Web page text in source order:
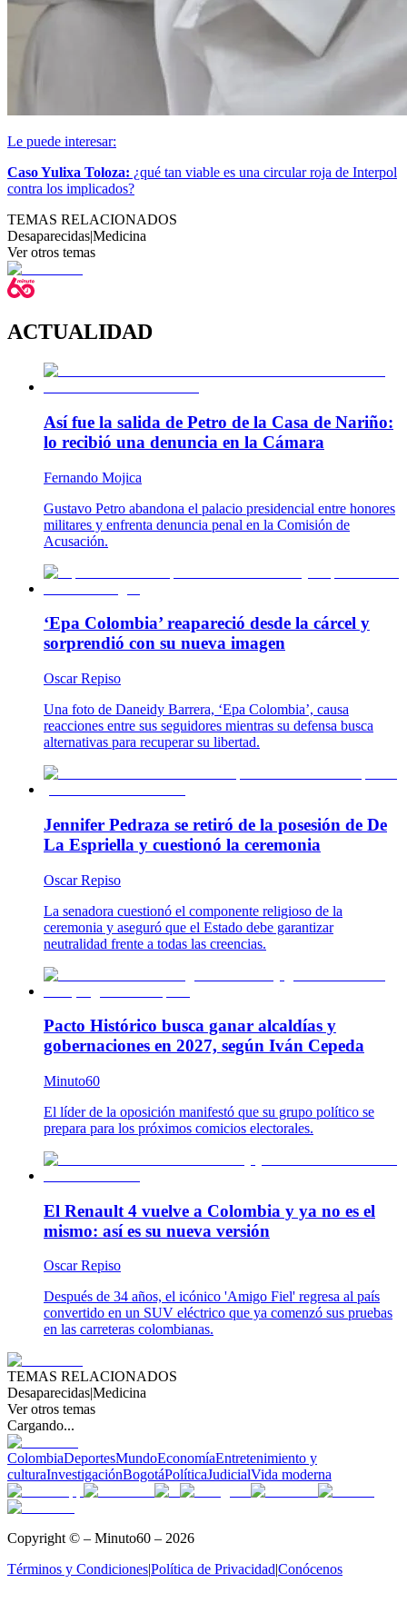
Le puede interesar:
Caso Yulixa Toloza: ¿qué tan viable es una circular roja de Interpol
contra los implicados?
TEMAS RELACIONADOS
Desaparecidas|Medicina
Ver otros temas
ACTUALIDAD
Así fue la salida de Petro de la Casa de Nariño:
lo recibió una denuncia en la Cámara
Fernando Mojica
Gustavo Petro abandona el palacio presidencial entre honores
militares y enfrenta denuncia penal en la Comisión de
Acusación.
‘Epa Colombia’ reapareció desde la cárcel y
sorprendió con su nueva imagen
Oscar Repiso
Una foto de Daneidy Barrera, ‘Epa Colombia’, causa
reacciones entre sus seguidores mientras su defensa busca
alternativas para recuperar su libertad.
Jennifer Pedraza se retiró de la posesión de De
La Espriella y cuestionó la ceremonia
Oscar Repiso
La senadora cuestionó el componente religioso de la
ceremonia y aseguró que el Estado debe garantizar
neutralidad frente a todas las creencias.
Pacto Histórico busca ganar alcaldías y
gobernaciones en 2027, según Iván Cepeda
Minuto60
El líder de la oposición manifestó que su grupo político se
prepara para los próximos comicios electorales.
El Renault 4 vuelve a Colombia y ya no es el
mismo: así es su nueva versión
Oscar Repiso
Después de 34 años, el icónico 'Amigo Fiel' regresa al país
convertido en un SUV eléctrico que ya comenzó sus pruebas
en las carreteras colombianas.
TEMAS RELACIONADOS
Desaparecidas|Medicina
Ver otros temas
Cargando...
ColombiaDeportesMundoEconomíaEntretenimiento y
culturaInvestigaciónBogotáPolíticaJudicialVida moderna
Copyright © – Minuto60 – 2026
Términos y Condiciones|Política de Privacidad|Conócenos